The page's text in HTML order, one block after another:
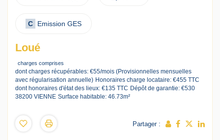
C Emission GES
Loué
charges comprises
dont charges récupérables: €55/mois (Provisionnelles mensuelles
avec régularisation annuelle) Honoraires charge locataire: €455 TTC
dont honoraires d'état des lieux: €135 TTC Dépôt de garantie: €530
38200 VIENNE Surface habitable: 46.73m²
Partager :